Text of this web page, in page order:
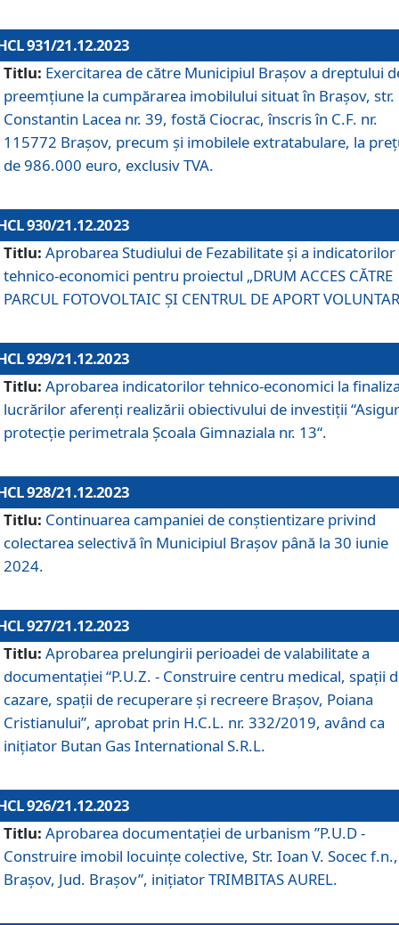
931/21.12.2023
Titlu: Exercitarea de către Municipiul Brașov a dreptului
preemțiune la cumpărarea imobilului situat în Brașov, str.
Constantin Lacea nr. 39, fostă Ciocrac, înscris în C.F. nr.
115772 Brașov, precum și imobilele extratabulare, la
de 986.000 euro, exclusiv TVA.
930/21.12.2023
Titlu: Aprobarea Studiului de Fezabilitate și a indicatorilor
tehnico-economici pentru proiectul „DRUM ACCES CĂTRE
PARCUL FOTOVOLTAIC ȘI CENTRUL DE APORT
929/21.12.2023
Titlu: Aprobarea indicatorilor tehnico-economici la
lucrărilor aferenți realizării obiectivului de investiții
protecție perimetrala Școala Gimnaziala nr. 13“.
928/21.12.2023
Titlu: Continuarea campaniei de conștientizare privind
colectarea selectivă în Municipiul Braşov până la 30 iunie
2024.
927/21.12.2023
Titlu: Aprobarea prelungirii perioadei de valabilitate a
documentaţiei “P.U.Z. - Construire centru medical, spații
cazare, spații de recuperare și recreere Brașov, Poiana
Cristianului”, aprobat prin H.C.L. nr. 332/2019, având ca
inițiator Butan Gas International S.R.L.
926/21.12.2023
Titlu: Aprobarea documentaţiei de urbanism ”P.U.D -
Construire imobil locuințe colective, Str. Ioan V. Socec f.n.,
Brașov, Jud. Brașov”, inițiator TRIMBITAS AUREL.